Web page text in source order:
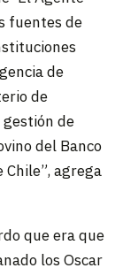
fuentes de
de
de
gestión de
del Banco
Chile”, agrega
que era que
los Oscar